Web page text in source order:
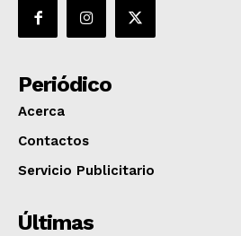
Periódico
Acerca
Contactos
Servicio Publicitario
Últimas